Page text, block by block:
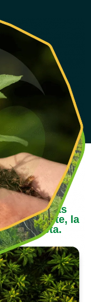
ES
plataformas
gente, la
planeta.